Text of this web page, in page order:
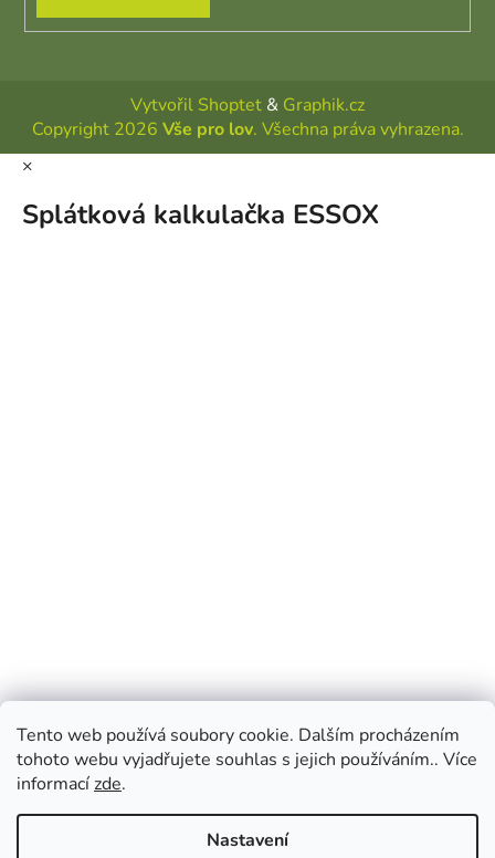
Tento web používá soubory cookie. Dalším procházením
tohoto webu vyjadřujete souhlas s jejich používáním.. Více
informacízde.
Nastavení
Vytvořil Shoptet & Graphik.cz
Copyright 2026 Vše pro lov. Všechna práva vyhrazena.
×
Splátková kalkulačka ESSOX